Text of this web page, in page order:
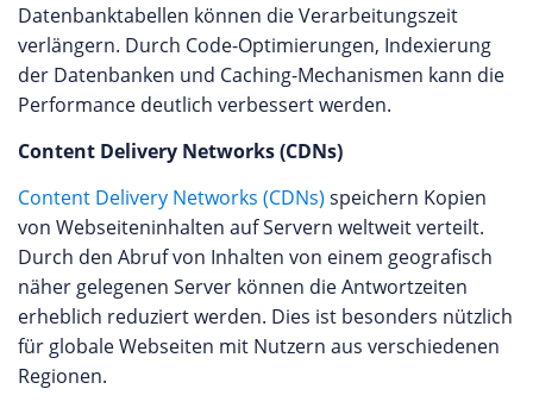
Datenbanktabellen können die Verarbeitungszeit
verlängern. Durch Code-Optimierungen, Indexierung
der Datenbanken und Caching-Mechanismen kann die
Performance deutlich verbessert werden.
Content Delivery Networks (CDNs)
Content Delivery Networks (CDNs) speichern Kopien
von Webseiteninhalten auf Servern weltweit verteilt.
Durch den Abruf von Inhalten von einem geografisch
näher gelegenen Server können die Antwortzeiten
erheblich reduziert werden. Dies ist besonders nützlich
für globale Webseiten mit Nutzern aus verschiedenen
Regionen.